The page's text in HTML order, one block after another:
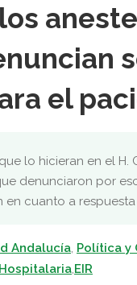
el
lo hicieran en el H.
denunciaron por
en cuanto a
Andalucía Política y
EIR